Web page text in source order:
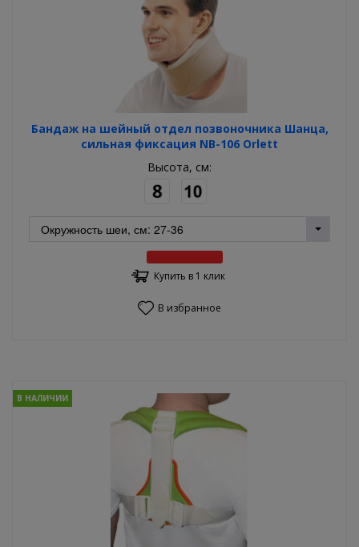
Бандаж на шейный отдел позвоночника Шанца,
сильная фиксация NB-106 Orlett
Высота, см:
Купить в 1 клик
В избранное
В НАЛИЧИИ